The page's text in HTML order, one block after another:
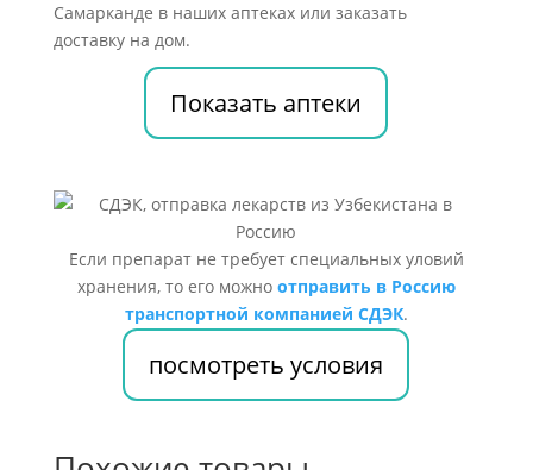
Самарканде в наших аптеках или заказать
доставку на дом.
Показать аптеки
Если препарат не требует специальных уловий
хранения, то его можно отправить в Россию
транспортной компанией СДЭК.
посмотреть условия